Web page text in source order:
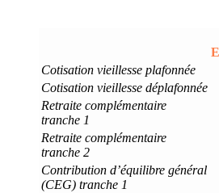
Cotisation vieillesse plafonnée
Cotisation vieillesse déplafonnée
Retraite complémentaire
tranche 1
Retraite complémentaire
tranche 2
Contribution d’équilibre général
(CEG) tranche 1